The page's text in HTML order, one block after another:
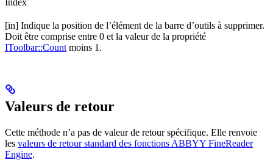
Index
[in] Indique la position de l’élément de la barre d’outils à supprimer.
Doit être comprise entre 0 et la valeur de la propriété
IToolbar::Count moins 1.
Valeurs de retour
Cette méthode n’a pas de valeur de retour spécifique. Elle renvoie
les valeurs de retour standard des fonctions ABBYY FineReader
Engine.